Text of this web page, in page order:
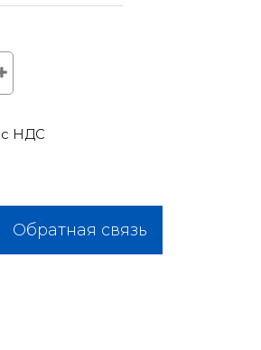
с НДС
Обратная связь